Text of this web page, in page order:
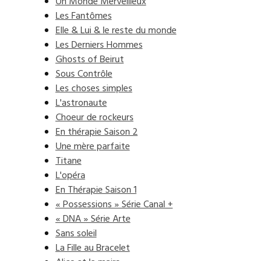
Les Fantômes
Elle & Lui & le reste du monde
Les Derniers Hommes
Ghosts of Beirut
Sous Contrôle
Les choses simples
L'astronaute
Choeur de rockeurs
En thérapie Saison 2
Une mère parfaite
Titane
L'opéra
En Thérapie Saison 1
« Possessions » Série Canal +
« DNA » Série Arte
Sans soleil
La Fille au Bracelet